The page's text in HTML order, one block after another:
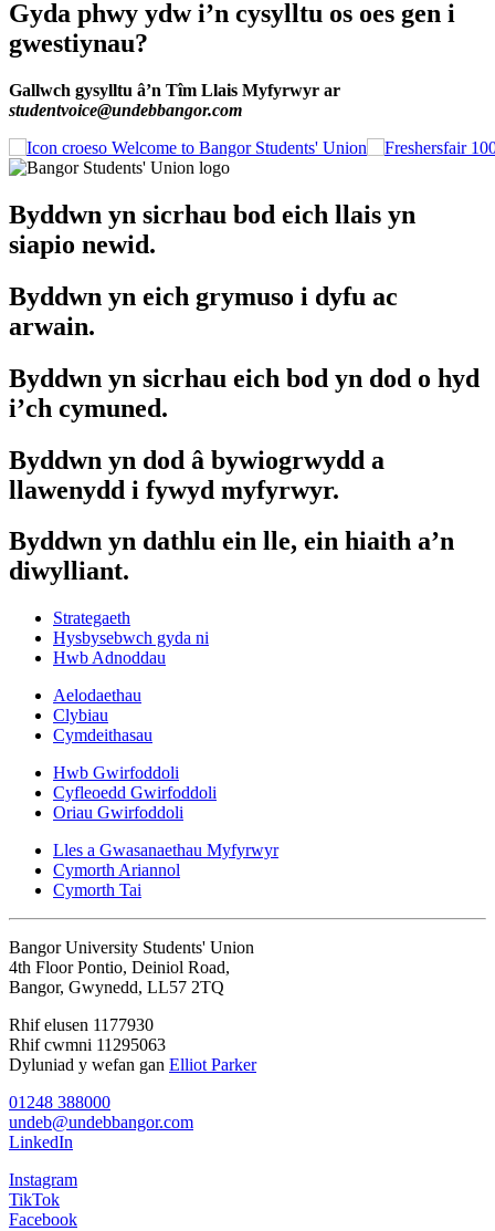
Gyda phwy ydw i’n cysylltu os oes gen i
gwestiynau?
Gallwch gysylltu â’n Tîm Llais Myfyrwyr ar
studentvoice@undebbangor.com
Welcome to Bangor Students' Union
Byddwn yn sicrhau bod eich llais yn
siapio newid.
Byddwn yn eich grymuso i dyfu ac
arwain.
Byddwn yn sicrhau eich bod yn dod o hyd
i’ch cymuned.
Byddwn yn dod â bywiogrwydd a
llawenydd i fywyd myfyrwyr.
Byddwn yn dathlu ein lle, ein hiaith a’n
diwylliant.
Strategaeth
Hysbysebwch gyda ni
Hwb Adnoddau
Aelodaethau
Clybiau
Cymdeithasau
Hwb Gwirfoddoli
Cyfleoedd Gwirfoddoli
Oriau Gwirfoddoli
Lles a Gwasanaethau Myfyrwyr
Cymorth Ariannol
Cymorth Tai
Bangor University Students' Union
4th Floor Pontio, Deiniol Road,
Bangor, Gwynedd, LL57 2TQ
Rhif elusen 1177930
Rhif cwmni 11295063
Dyluniad y wefan gan Elliot Parker
01248 388000
undeb@undebbangor.com
LinkedIn
Instagram
TikTok
Facebook